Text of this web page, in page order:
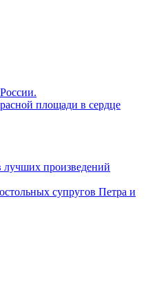
площади в сердце
лучших произведений
супругов Петра и